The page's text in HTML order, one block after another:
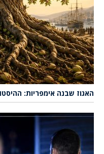
האגוז שבנה אימפריות: